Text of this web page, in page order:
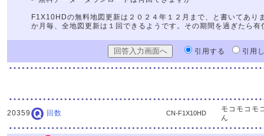
F1X10HDの無料地図更新は２０２４年１２月まで、と書いてあり
か月毎、全地図更新は１回できるようです。その期間を過ぎたら
引用する 引用
20359 回数 CN-F1X10HD
モコモコモ
ん